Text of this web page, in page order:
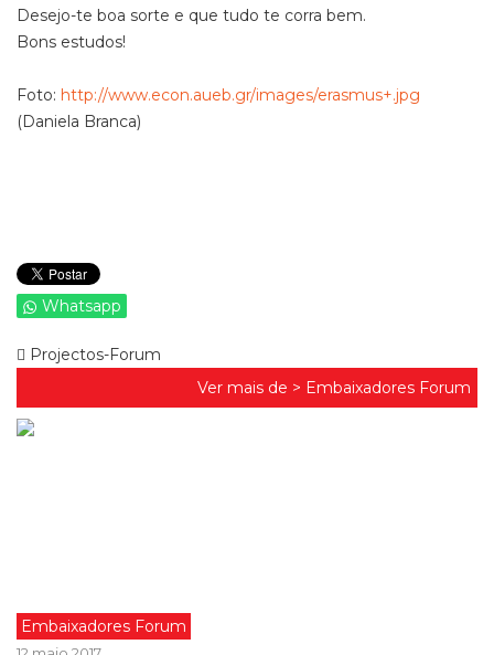
Desejo-te boa sorte e que tudo te corra bem.
Bons estudos!
Foto: http://www.econ.aueb.gr/images/erasmus+.jpg
(Daniela Branca)
Whatsapp
Projectos-Forum
Ver mais de > Embaixadores Forum
Embaixadores Forum